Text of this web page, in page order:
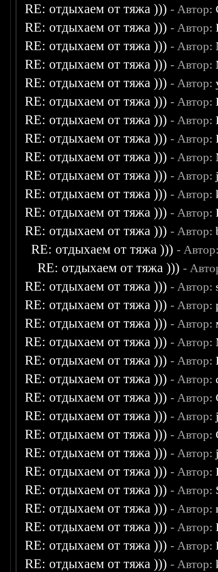
RE: отдыхаем от тяжа ))) - Автор:
RE: отдыхаем от тяжа ))) - Автор:
RE: отдыхаем от тяжа ))) - Автор:
RE: отдыхаем от тяжа ))) - Автор:
RE: отдыхаем от тяжа ))) - Автор:
RE: отдыхаем от тяжа ))) - Автор:
RE: отдыхаем от тяжа ))) - Автор:
RE: отдыхаем от тяжа ))) - Автор:
RE: отдыхаем от тяжа ))) - Автор:
RE: отдыхаем от тяжа ))) - Автор:
RE: отдыхаем от тяжа ))) - Автор:
RE: отдыхаем от тяжа ))) - Автор:
RE: отдыхаем от тяжа ))) - Автор:
RE: отдыхаем от тяжа ))) -
RE: отдыхаем от тяжа ))) -
RE: отдыхаем от тяжа ))) - Автор:
RE: отдыхаем от тяжа ))) - Автор:
RE: отдыхаем от тяжа ))) - Автор:
RE: отдыхаем от тяжа ))) - Автор:
RE: отдыхаем от тяжа ))) - Автор:
RE: отдыхаем от тяжа ))) - Автор:
RE: отдыхаем от тяжа ))) - Автор:
RE: отдыхаем от тяжа ))) - Автор:
RE: отдыхаем от тяжа ))) - Автор:
RE: отдыхаем от тяжа ))) - Автор:
RE: отдыхаем от тяжа ))) - Автор:
RE: отдыхаем от тяжа ))) - Автор:
RE: отдыхаем от тяжа ))) - Автор:
RE: отдыхаем от тяжа ))) - Автор:
RE: отдыхаем от тяжа ))) - Автор:
RE: отдыхаем от тяжа ))) - Автор: